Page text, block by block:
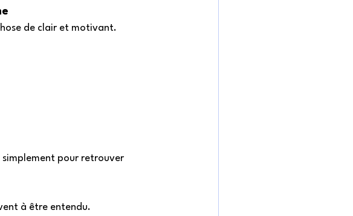
de clair et motivant.
simplement pour retrouver
à être entendu.